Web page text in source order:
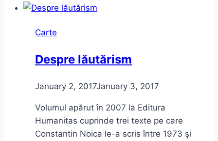
Afganii
Carte
Despre lăutărism
January 2, 2017January 3, 2017
Volumul apărut în 2007 la Editura
Humanitas cuprinde trei texte pe care
Constantin Noica le-a scris între 1973 şi